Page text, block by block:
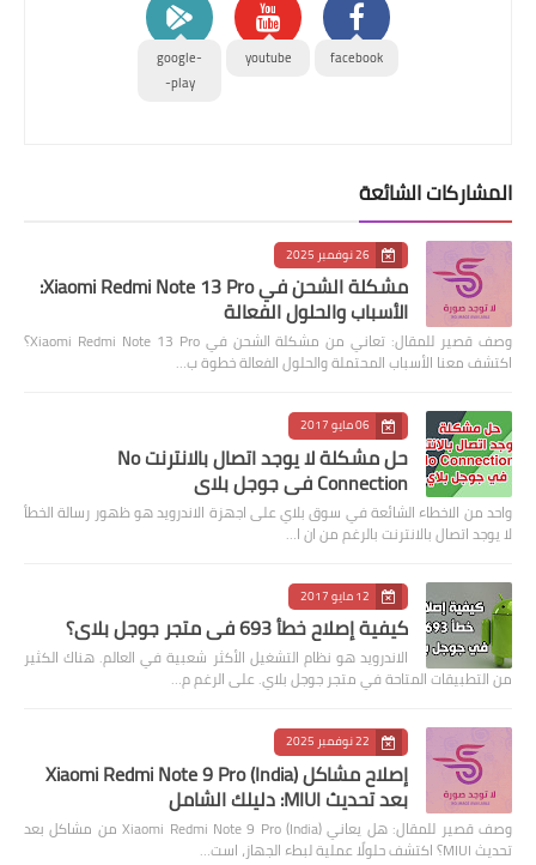
facebook
youtube
google-
play-
المشاركات الشائعة
26 نوفمبر 2025
مشكلة الشحن في Xiaomi Redmi Note 13 Pro:
الأسباب والحلول الفعالة
وصف قصير للمقال: تعاني من مشكلة الشحن في Xiaomi Redmi Note 13 Pro؟
اكتشف معنا الأسباب المحتملة والحلول الفعالة خطوة ب…
06 مايو 2017
حل مشكلة لا يوجد اتصال بالانترنت No
Connection في جوجل بلاي
واحد من الاخطاء الشائعة في سوق بلاي على اجهزة الاندرويد هو ظهور رسالة الخطأ
لا يوجد اتصال بالانترنت بالرغم من ان ا…
12 مايو 2017
كيفية إصلاح خطأ 693 في متجر جوجل بلاي؟
الاندرويد هو نظام التشغيل الأكثر شعبية في العالم. هناك الكثير
من التطبيقات المتاحة في متجر جوجل بلاي. على الرغم م…
22 نوفمبر 2025
إصلاح مشاكل Xiaomi Redmi Note 9 Pro (India)
بعد تحديث MIUI: دليلك الشامل
وصف قصير للمقال: هل يعاني Xiaomi Redmi Note 9 Pro (India) من مشاكل بعد
تحديث MIUI؟ اكتشف حلولًا عملية لبطء الجهاز، است…